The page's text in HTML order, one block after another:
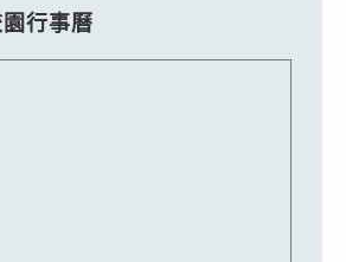
行事曆